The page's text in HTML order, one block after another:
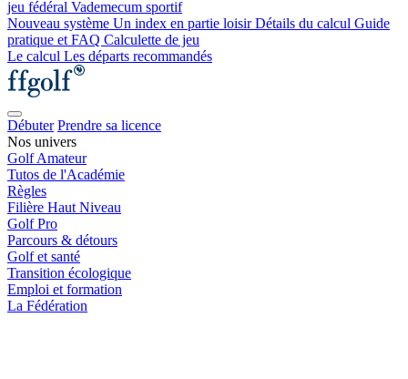
jeu fédéral Vademecum sportif
Nouveau système Un index en partie loisirDétails du calcul Guide
pratique et FAQ Calculette de jeu
Le calcul Les départs recommandés
Débuter Prendre sa licence
Nos univers
Golf Amateur
Tutos de l'Académie
Règles
Filière Haut Niveau
Golf Pro
Parcours & détours
Golf et santé
Transition écologique
Emploi et formation
La Fédération